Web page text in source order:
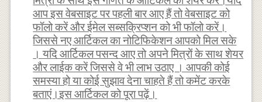
आप इस वेबसाइट पर पहली बार आए हैं तो वेबसाइट को
फॉलो करें और ईमेल सब्सक्रिप्शन को भी फॉलो करें।
जिससे नए आर्टिकल का नोटिफिकेशन आपको मिल सके
। यदि आर्टिकल पसन्द आए तो अपने मित्रों के साथ शेयर
और लाईक करें जिससे वे भी लाभ उठाए । आपकी कोई
समस्या हो या कोई सुझाव देना चाहते हैं तो कमेंट करके
बताएं।इस आर्टिकल को पूरा पढ़ें।